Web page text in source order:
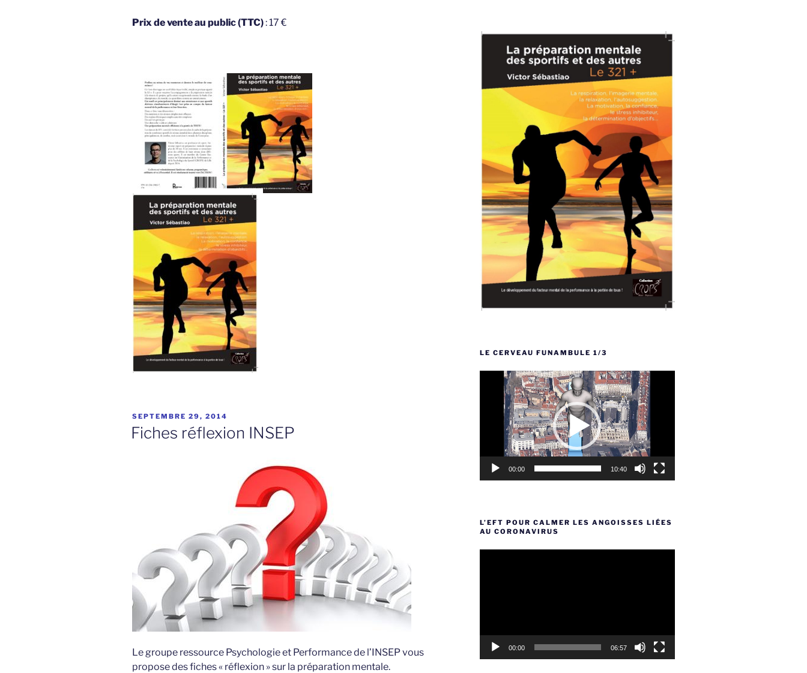
Prix de vente au public (TTC): 17 €
PUBLIÉ
LE
SEPTEMBRE 29, 2014
Fiches réflexion INSEP
Le groupe ressource Psychologie et Performance de l’INSEP vous
propose des fiches « réflexion » sur la préparation mentale.
LE CERVEAU FUNAMBULE 1/3
Lecteur
00:00 10:40
L’EFT POUR CALMER LES ANGOISSES LIÉES
AU CORONAVIRUS
00:00 06:57